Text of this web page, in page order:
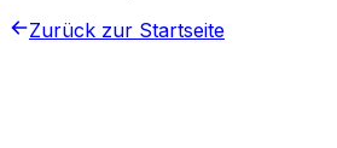
Zurück zur Startseite